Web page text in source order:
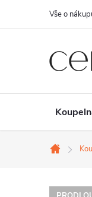
Vše o
Domů